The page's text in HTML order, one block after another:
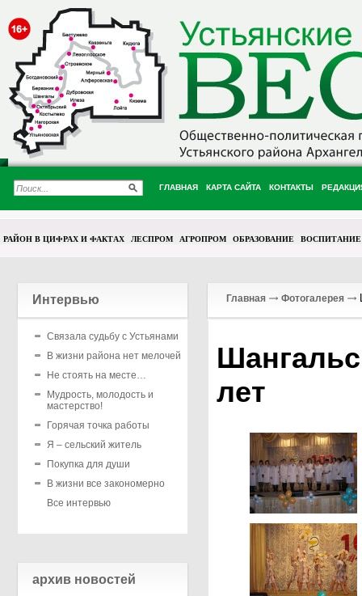
ГЛАВНАЯ КАРТА САЙТА КОНТАКТЫ
РАЙОН В ЦИФРАХ И ФАКТАХ ЛЕСПРОМ АГРОПРОМ ОБРАЗОВАНИЕ ВОСПИТАНИЕ
Интервью
Связала судьбу с Устьянами
В жизни района нет мелочей
Не стоять на месте…
Мудрость, молодость и
мастерство!
Горячая точка работы
Я – сельский житель
Покупка для души
В жизни все закономерно
Все интервью
архив новостей
Главная Фотогалерея
лет